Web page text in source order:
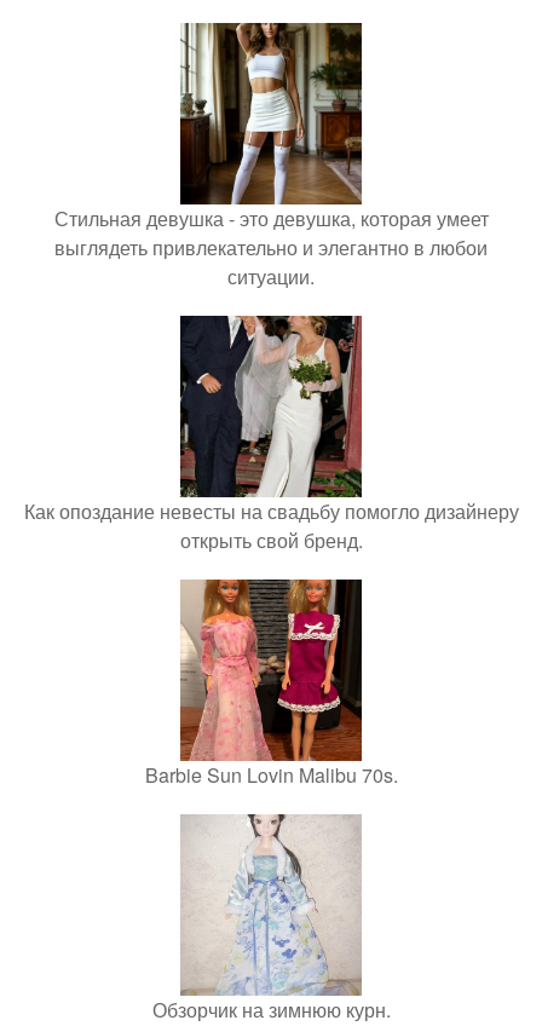
Стильная девушка - это девушка, которая умеет
выглядеть привлекательно и элегантно в любои
ситуации.
Как опоздание невесты на свадьбу помогло дизайнеру
открыть свой бренд.
Barbie Sun Lovin Malibu 70s.
Обзорчик на зимнюю курн.